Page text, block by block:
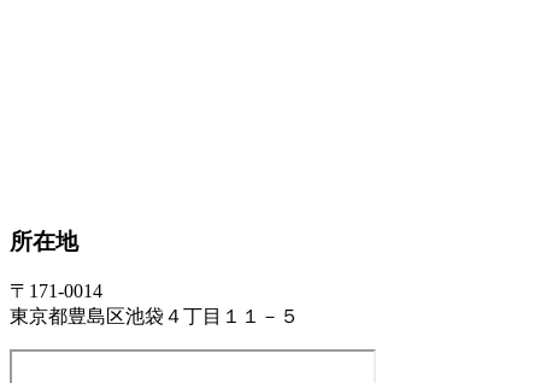
所在地
〒171-0014
東京都豊島区池袋４丁目１１－５